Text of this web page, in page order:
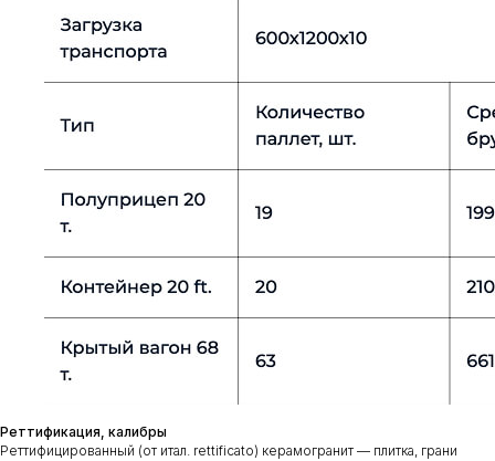
Реттификация, калибры
Реттифицированный (от итал. rettificato) керамогранит — плитка, грани